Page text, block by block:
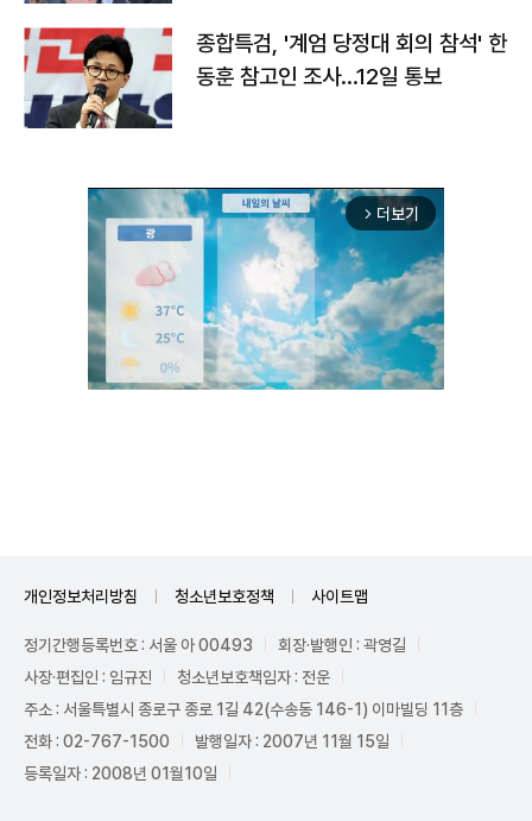
종합특검, '계엄 당정대 회의 참석' 한
동훈 참고인 조사...12일 통보
arrow_forward_ios 더보기
개인정보처리방침 청소년보호정책 사이트맵
정기간행등록번호 : 서울 아 00493
회장·발행인 : 곽영길
사장·편집인 : 임규진
청소년보호책임자 : 전운
주소 : 서울특별시 종로구 종로 1길 42(수송동 146-1) 이마빌딩 11층
전화 : 02-767-1500
발행일자 : 2007년 11월 15일
등록일자 : 2008년 01월10일